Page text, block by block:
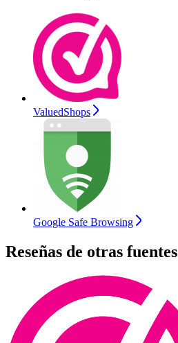
ValuedShops
Google Safe Browsing
Reseñas de otras fuentes